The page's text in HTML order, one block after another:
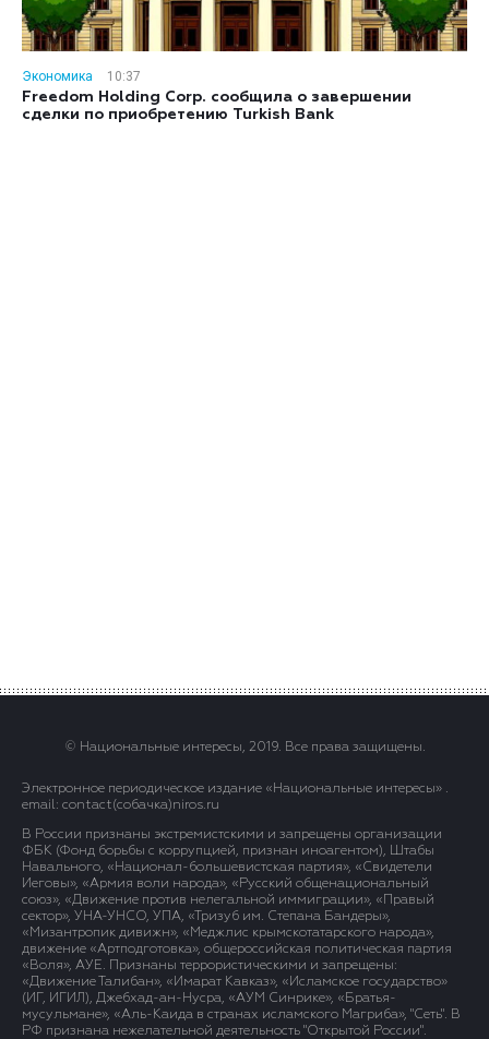
Экономика
10:37
Freedom Holding Corp. сообщила о завершении
сделки по приобретению Turkish Bank
© Национальные интересы, 2019. Все права защищены.
Электронное периодическое издание «Национальные интересы» .
email: contact(сoбaчка)niros.ru
В России признаны экстремистскими и запрещены организации
ФБК (Фонд борьбы с коррупцией, признан иноагентом), Штабы
Навального, «Национал-большевистская партия», «Свидетели
Иеговы», «Армия воли народа», «Русский общенациональный
союз», «Движение против нелегальной иммиграции», «Правый
сектор», УНА-УНСО, УПА, «Тризуб им. Степана Бандеры»,
«Мизантропик дивижн», «Меджлис крымскотатарского народа»,
движение «Артподготовка», общероссийская политическая партия
«Воля», АУЕ. Признаны террористическими и запрещены:
«Движение Талибан», «Имарат Кавказ», «Исламское государство»
(ИГ, ИГИЛ), Джебхад-ан-Нусра, «АУМ Синрике», «Братья-
мусульмане», «Аль-Каида в странах исламского Магриба», "Сеть". В
РФ признана нежелательной деятельность "Открытой России".